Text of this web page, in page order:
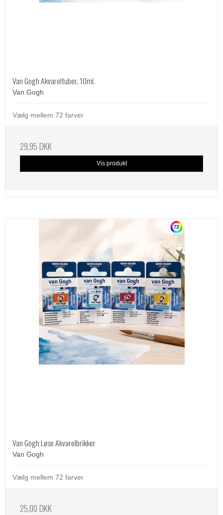
Van Gogh Akvareltuber, 10ml.
Van Gogh
Vælg mellem 72 farver
29,95 DKK
Vis produkt
Van Gogh Løse Akvarelbrikker
Van Gogh
Vælg mellem 72 farver
25,00 DKK